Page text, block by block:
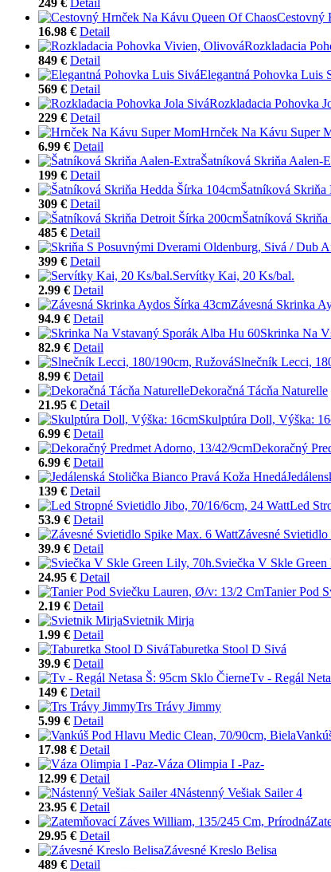
Cestovný
16.98 € Detail
Rozkladacia
849 € Detail
Elegantná Pohovka Luis
569 € Detail
Rozkladacia Pohovka
229 € Detail
Hrnček Na Kávu Super
6.99 € Detail
Šatníková Skriňa Aalen-
199 € Detail
Šatníková Skriňa
309 € Detail
Šatníková
485 € Detail
399 € Detail
Servítky Kai, 20 Ks/bal.
2.99 € Detail
Závesná Skrinka
94.9 € Detail
Skrinka Na
82.9 € Detail
Slnečník Lecci,
8.99 € Detail
Dekoračná Tácňa Naturelle
21.95 € Detail
Skulptúra Doll, Výška:
6.99 € Detail
Dekoračný
6.99 € Detail
139 € Detail
Led
53.9 € Detail
Závesné
39.9 € Detail
Sviečka V Skle
24.95 € Detail
Tanier Pod
2.19 € Detail
Svietnik Mirja
1.99 € Detail
Taburetka Stool D Sivá
39.9 € Detail
Tv - Regál
149 € Detail
Trs Trávy Jimmy
5.99 € Detail
17.98 € Detail
Váza Olimpia I -Paz-
12.99 € Detail
Nástenný Vešiak Sailer 4
23.95 € Detail
29.95 € Detail
Závesné Kreslo Belisa
489 € Detail